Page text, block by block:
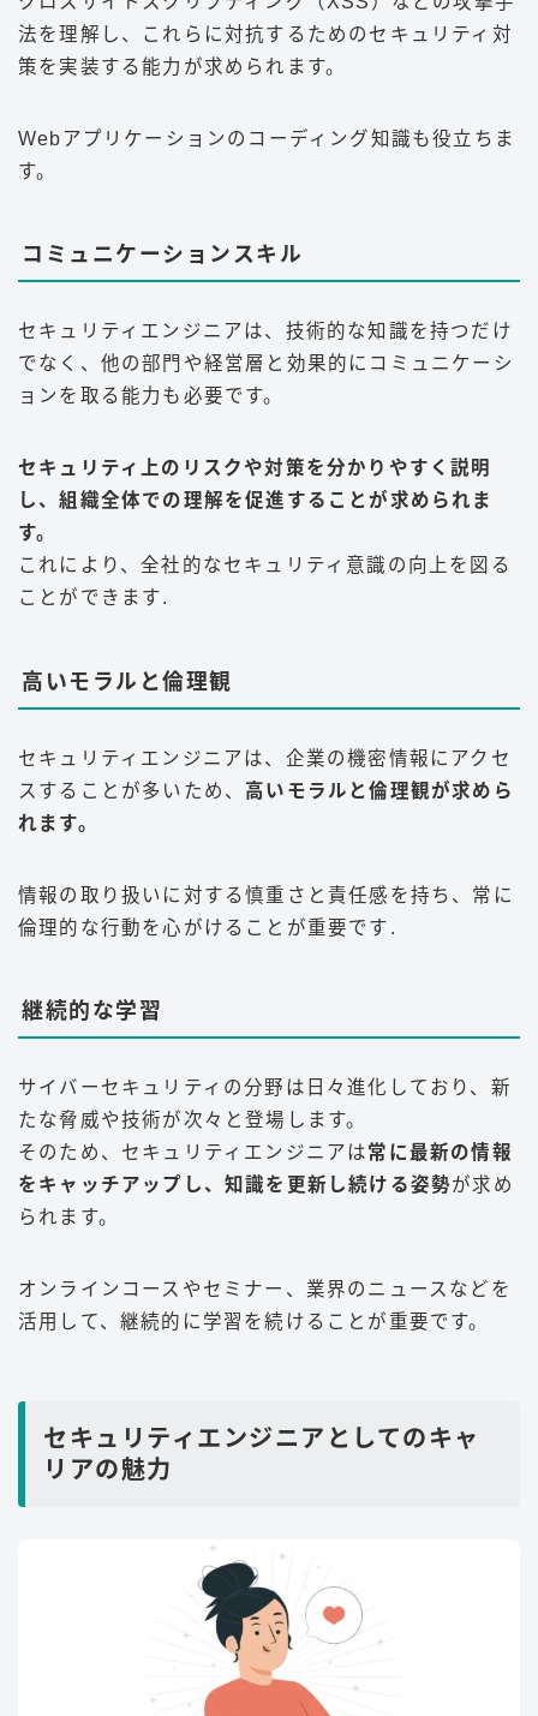
法を理解し、これらに対抗するためのセキュリティ対
策を実装する能力が求められます。
Webアプリケーションのコーディング知識も役立ちま
す。
コミュニケーションスキル
セキュリティエンジニアは、技術的な知識を持つだけ
でなく、他の部門や経営層と効果的にコミュニケーシ
ョンを取る能力も必要です。
セキュリティ上のリスクや対策を分かりやすく説明
し、組織全体での理解を促進することが求められま
す。
これにより、全社的なセキュリティ意識の向上を図る
ことができます.
高いモラルと倫理観
セキュリティエンジニアは、企業の機密情報にアクセ
スすることが多いため、 高いモラルと倫理観が求めら
れます。
情報の取り扱いに対する慎重さと責任感を持ち、常に
倫理的な行動を心がけることが重要です .
継続的な学習
サイバーセキュリティの分野は日々進化しており、新
たな脅威や技術が次々と登場します。
そのため、セキュリティエンジニアは常に最新の情報
をキャッチアップし、知識を更新し続ける姿勢が求め
られます。
オンラインコースやセミナー、業界のニュースなどを
活用して、継続的に学習を続けることが重要です。
セキュリティエンジニアとしてのキャ
リアの魅力